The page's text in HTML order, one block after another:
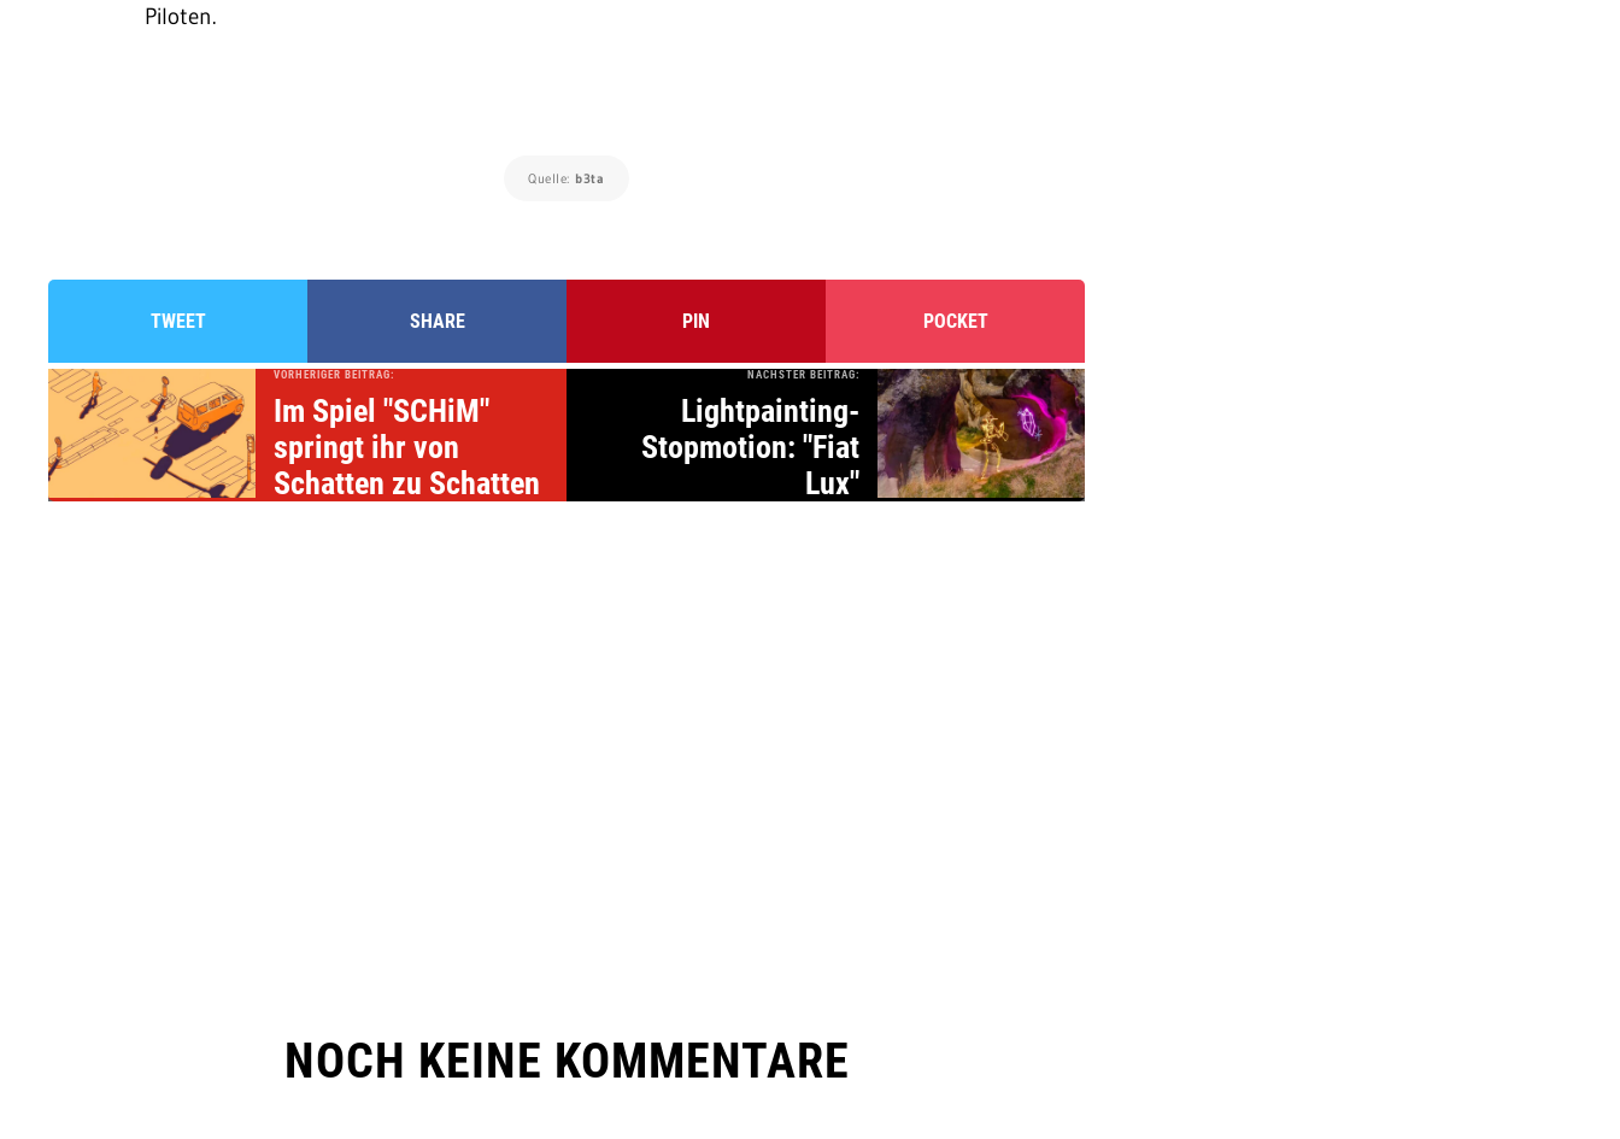
Piloten.
Quelle: b3ta
TWEET SHARE PIN POCKET
VORHERIGER BEITRAG:
Im Spiel "SCHiM"
springt ihr von
Schatten zu Schatten
NÄCHSTER BEITRAG:
Lightpainting-
Stopmotion: "Fiat
Lux"
NOCH KEINE KOMMENTARE